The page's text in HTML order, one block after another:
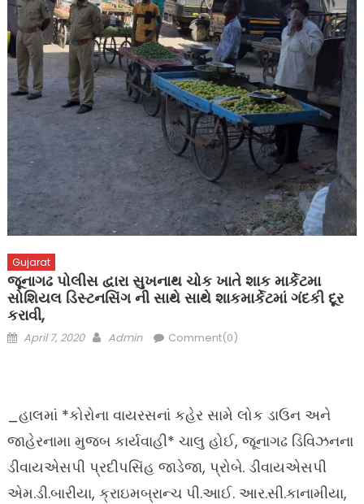
Gujarat
જૂનાગઢ પોલીસ દ્વારા સુખનાથ ચોક ખાતે શાક માર્કેટમા
સોશિયલ ડિસ્ટનસિંગ ની સાથે સાથે શાકમાર્કેટમાં ગંદકી દૂર
કરાવી,
Posted
April 7, 2020 Author
Admin Comment(0)
_હાલમાં *કોરોના વાયરસનાં કહેર સામે લોક ડાઉન અને
જાહેરનામા મુજબ કાર્યવાહી* ચાલુ હોઈ, જૂનાગઢ ડિવિઝનના
ડીવાયએસપી પ્રદીપસિંહ જાડેજા, પ્રોબે. ડીવાયએસપી
એમ.ડી.બારીયા, ક્રાઇમબ્રાન્ચ પી.આઈ. આર.સી.કાનામીયા,